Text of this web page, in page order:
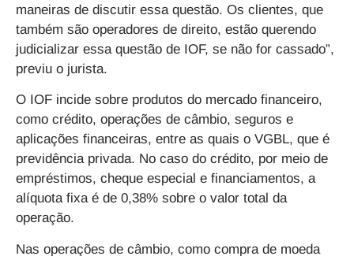
maneiras de discutir essa questão. Os clientes, que
também são operadores de direito, estão querendo
judicializar essa questão de IOF, se não for cassado”,
previu o jurista.
O IOF incide sobre produtos do mercado financeiro,
como crédito, operações de câmbio, seguros e
aplicações financeiras, entre as quais o VGBL, que é
previdência privada. No caso do crédito, por meio de
empréstimos, cheque especial e financiamentos, a
alíquota fixa é de 0,38% sobre o valor total da
operação.
Nas operações de câmbio, como compra de moeda